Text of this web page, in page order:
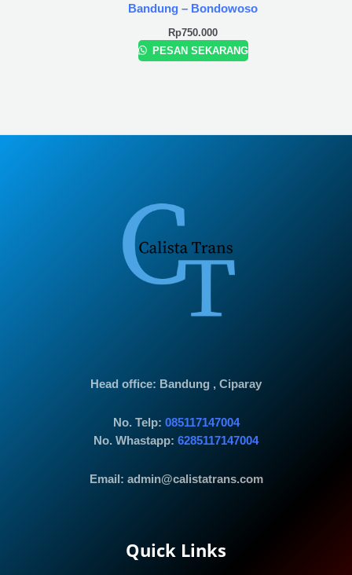
Bandung – Bondowoso
Rp750.000
PESAN SEKARANG
Head office: Bandung , Ciparay
No. Telp: 085117147004
No. Whastapp: 6285117147004
Email: admin@calistatrans.com
Quick Links